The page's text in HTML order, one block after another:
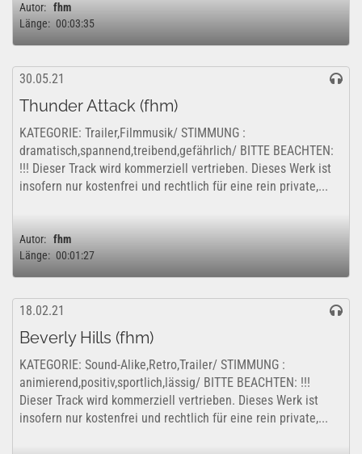
Autor: fhm
Länge: 00:03:35
30.05.21
Thunder Attack (fhm)
KATEGORIE: Trailer,Filmmusik/ STIMMUNG :
dramatisch,spannend,treibend,gefährlich/ BITTE BEACHTEN:
!!! Dieser Track wird kommerziell vertrieben. Dieses Werk ist
insofern nur kostenfrei und rechtlich für eine rein private,...
Autor: fhm
Länge: 00:01:27
18.02.21
Beverly Hills (fhm)
KATEGORIE: Sound-Alike,Retro,Trailer/ STIMMUNG :
animierend,positiv,sportlich,lässig/ BITTE BEACHTEN: !!!
Dieser Track wird kommerziell vertrieben. Dieses Werk ist
insofern nur kostenfrei und rechtlich für eine rein private,...